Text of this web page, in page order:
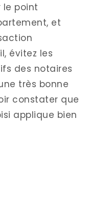
le point
et
évitez les
des notaires
très bonne
constater que
applique bien